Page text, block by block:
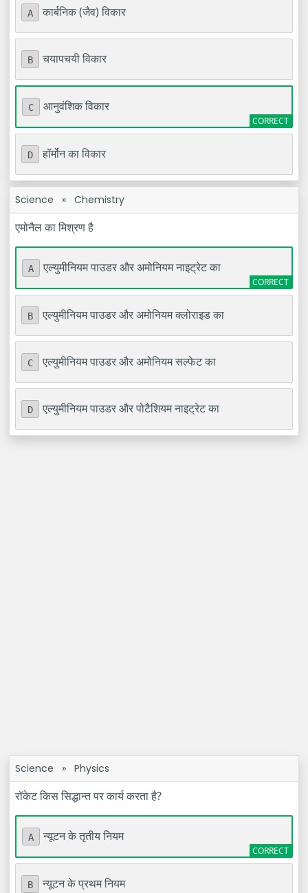
A कार्बनिक (जैव) विकार
B चयापचयी विकार
C आनुवंशिक विकार
D हॉर्मोन का विकार
Science » Chemistry
एमोनैल का मिश्रण है
A एल्युमीनियम पाउडर और अमोनियम नाइट्रेट का
B एल्युमीनियम पाउडर और अमोनियम क्लोराइड का
C एल्युमीनियम पाउडर और अमोनियम सल्फेट का
D एल्युमीनियम पाउडर और पोटैशियम नाइट्रेट का
Science » Physics
रॉकेट किस सिद्धान्त पर कार्य करता है?
A न्यूटन के तृतीय नियम
B न्यूटन के प्रथम नियम